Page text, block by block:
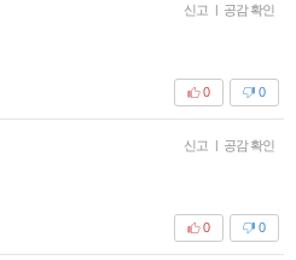
신고 | 공감 확인
0
0
신고 | 공감 확인
0
0